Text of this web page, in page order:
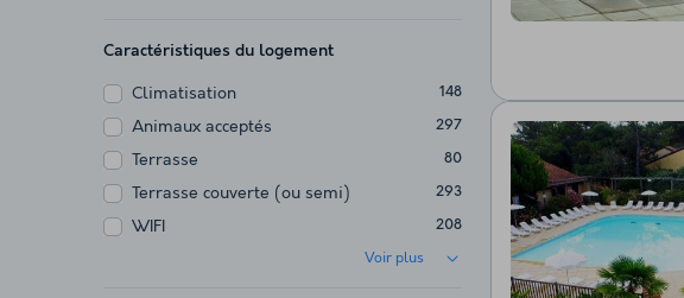
Caractéristiques du logement
Climatisation 148
Animaux acceptés 297
Terrasse 80
Terrasse couverte (ou semi) 293
WIFI 208
Voir plus